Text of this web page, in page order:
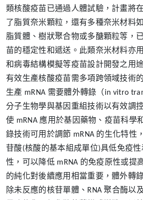
類核酸疫苗已通過人體試驗，計畫將
了脂質奈米顆粒，還有多種奈米材料
脂質體、樹狀聚合物或多醣顆粒等，
苗的穩定性和遞送。此類奈米材料亦
和病毒結構模擬等疫苗設計開發之用途
有效生產核酸疫苗需多項跨領域技術
生產 mRNA 需要體外轉錄（in vitro
分子生物學與基因重組技術以有效調
使 mRNA 應用於基因藥物、疫苗科學
錄技術可用於調節 mRNA 的生化特性
苷酸(核酸的基本組成單位)具低免疫
性，可以降低 mRNA 的免疫原性或提
的純化對後續應用相當重要，體外轉
除未反應的核苷單體、RNA 聚合酶以